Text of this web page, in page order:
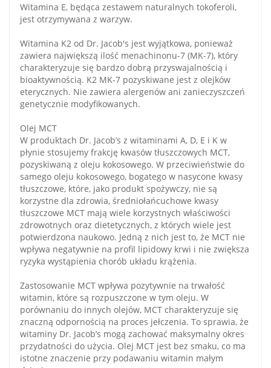
Witamina E, będąca zestawem naturalnych tokoferoli,
jest otrzymywana z warzyw.
Witamina K2 od Dr. Jacob's jest wyjątkowa, ponieważ
zawiera największą ilość menachinonu-7 (MK-7), który
charakteryzuje się bardzo dobrą przyswajalnością i
bioaktywnością. K2 MK-7 pozyskiwane jest z olejków
eterycznych. Nie zawiera alergenów ani zanieczyszczeń
genetycznie modyfikowanych.
Olej MCT
W produktach Dr. Jacob’s z witaminami A, D, E i K w
płynie stosujemy frakcję kwasów tłuszczowych MCT,
pozyskiwaną z oleju kokosowego. W przeciwieństwie do
samego oleju kokosowego, bogatego w nasycone kwasy
tłuszczowe, które, jako produkt spożywczy, nie są
korzystne dla zdrowia, średniołańcuchowe kwasy
tłuszczowe MCT mają wiele korzystnych właściwości
zdrowotnych oraz dietetycznych, z których wiele jest
potwierdzona naukowo. Jedną z nich jest to, że MCT nie
wpływa negatywnie na profil lipidowy krwi i nie zwiększa
ryzyka wystąpienia chorób układu krążenia.
Zastosowanie MCT wpływa pozytywnie na trwałość
witamin, które są rozpuszczone w tym oleju. W
porównaniu do innych olejów, MCT charakteryzuje się
znaczną odpornością na proces jełczenia. To sprawia, że
witaminy Dr. Jacob’s mogą zachować maksymalny okres
przydatności do użycia. Olej MCT jest bez smaku, co ma
istotne znaczenie przy podawaniu witamin małym